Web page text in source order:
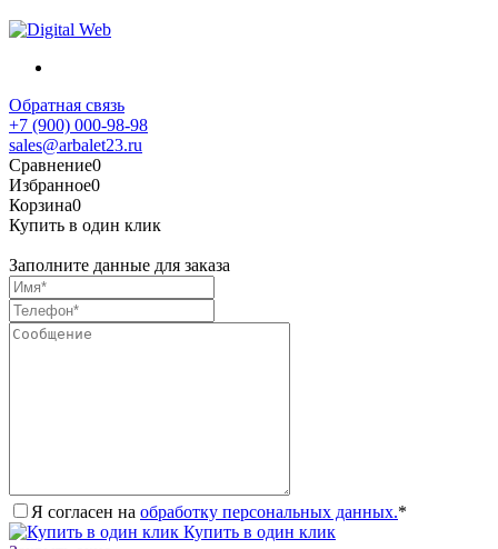
Обратная связь
+7 (900) 000-98-98
sales@arbalet23.ru
Сравнение0
Избранное0
Корзина0
Купить в один клик
Заполните данные для заказа
Я согласен на обработку персональных данных.*
Купить в один клик